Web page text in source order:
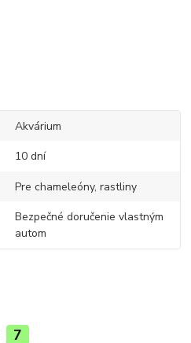
Akvárium
10 dní
Pre chameleóny, rastliny
Bezpečné doručenie vlastným
autom
7